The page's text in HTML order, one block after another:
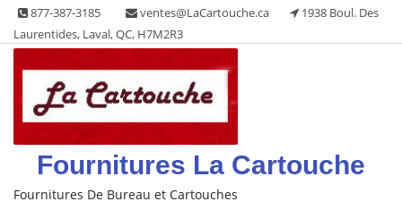
Skip
content
877-387-3185 ventes@LaCartouche.ca
1938 Boul. Des
Laurentides, Laval, QC, H7M2R3
Fournitures La Cartouche
Fournitures De Bureau et Cartouches